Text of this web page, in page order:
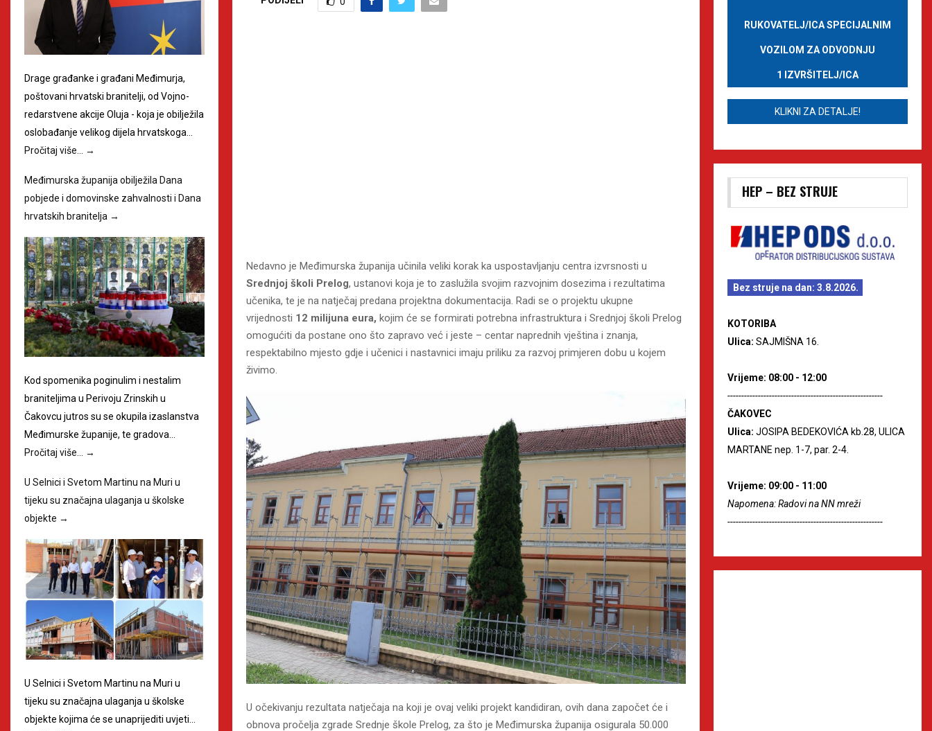
Nedavno je Međimurska županija učinila veliki korak ka uspostavljanju centra izvrsnosti u
Srednjoj školi Prelog, ustanovi koja je to zaslužila svojim razvojnim dosezima i rezultatima
učenika, te je na natječaj predana projektna dokumentacija. Radi se o projektu ukupne
vrijednosti 12 milijuna eura, kojim će se formirati potrebna infrastruktura i Srednjoj školi Prelog
omogućiti da postane ono što zapravo već i jeste – centar naprednih vještina i znanja,
respektabilno mjesto gdje i učenici i nastavnici imaju priliku za razvoj primjeren dobu u kojem
živimo.
U očekivanju rezultata natječaja na koji je ovaj veliki projekt kandidiran, ovih dana započet će i
obnova pročelja zgrade Srednje škole Prelog, za što je Međimurska županija osigurala 50.000
Drage građanke i građani Međimurja,
poštovani hrvatski branitelji, od Vojno-
redarstvene akcije Oluja - koja je obilježila
oslobađanje velikog dijela hrvatskoga…
Pročitaj više…
→
Međimurska županija obilježila Dana
pobjede i domovinske zahvalnosti i Dana
hrvatskih branitelja →
Kod spomenika poginulim i nestalim
braniteljima u Perivoju Zrinskih u
Čakovcu jutros su se okupila izaslanstva
Međimurske županije, te gradova…
Pročitaj više… →
U Selnici i Svetom Martinu na Muri u
tijeku su značajna ulaganja u školske
objekte →
U Selnici i Svetom Martinu na Muri u
tijeku su značajna ulaganja u školske
objekte kojima će se unaprijediti uvjeti…
RUKOVATELJ/ICA SPECIJALNIM
VOZILOM ZA ODVODNJU
1 IZVRŠITELJ/ICA
KLIKNI ZA DETALJE!
HEP – BEZ STRUJE
Bez struje na dan: 3.8.2026.
KOTORIBA
Ulica: SAJMIŠNA 16.
Vrijeme: 08:00 - 12:00
--------------------------------------------------------
ČAKOVEC
Ulica: JOSIPA BEDEKOVIĆA kb.28, ULICA
MARTANE nep. 1-7, par. 2-4.
Vrijeme: 09:00 - 11:00
Napomena: Radovi na NN mreži
--------------------------------------------------------